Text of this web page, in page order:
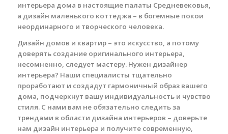
интерьера дома в настоящие палаты Средневековья,
а дизайн маленького коттеджа – в богемные покои
неординарного и творческого человека.
Дизайн домов и квартир – это искусство, а потому
доверять создание оригинального интерьера,
несомненно, следует мастеру. Нужен дизайнер
интерьера? Наши специалисты тщательно
проработают и создадут гармоничный образ вашего
дома, подчеркнут вашу индивидуальность и чувство
стиля. С нами вам не обязательно следить за
трендами в области дизайна интерьеров – доверьте
нам дизайн интерьера и получите современную,